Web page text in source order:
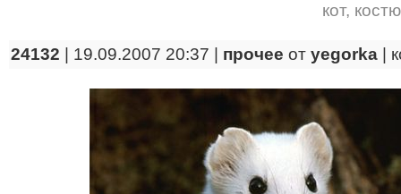
кот,
24132 | 19.09.2007 20:37 | прочее от yegorka